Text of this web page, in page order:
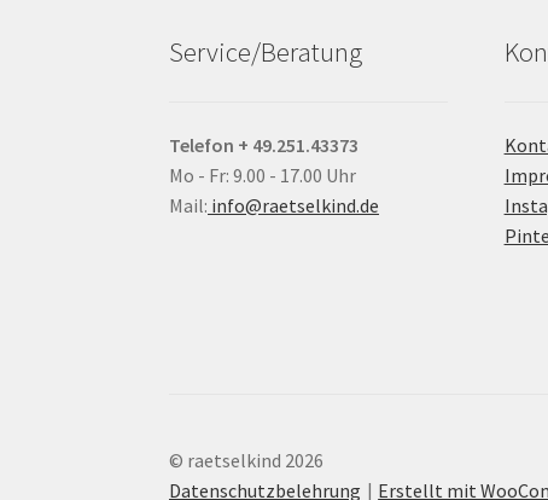
Service/Beratung
Telefon + 49.251.43373
Mo - Fr: 9.00 - 17.00 Uhr
Mail: info@raetselkind.de
© raetselkind 2026
Datenschutzbelehrung
Erstellt mit